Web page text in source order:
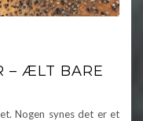
– ÆLT BARE
Nogen synes det er et